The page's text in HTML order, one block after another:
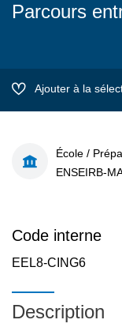
Parcours
Ajouter à la
École / Prépa
ENSEIRB-
Code interne
EEL8-CING6
Description